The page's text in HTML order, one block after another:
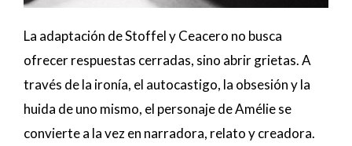
La adaptación de Stoffel y Ceacero no busca
ofrecer respuestas cerradas, sino abrir grietas. A
través de la ironía, el autocastigo, la obsesión y la
huida de uno mismo, el personaje de Amélie se
convierte a la vez en narradora, relato y creadora.